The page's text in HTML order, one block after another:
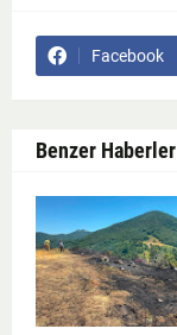
Facebook
Benzer Haberler